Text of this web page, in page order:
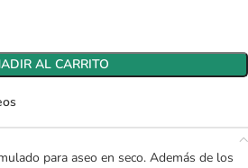
AL CARRITO
para aseo en seco. Además de los